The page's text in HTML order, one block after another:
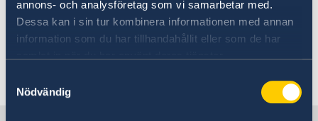
annons- och analysföretag som vi samarbetar med.
Dessa kan i sin tur kombinera informationen med annan
information som du har tillhandahållit eller som de har
Nödvändig
The Embassy does not offer translation
services.